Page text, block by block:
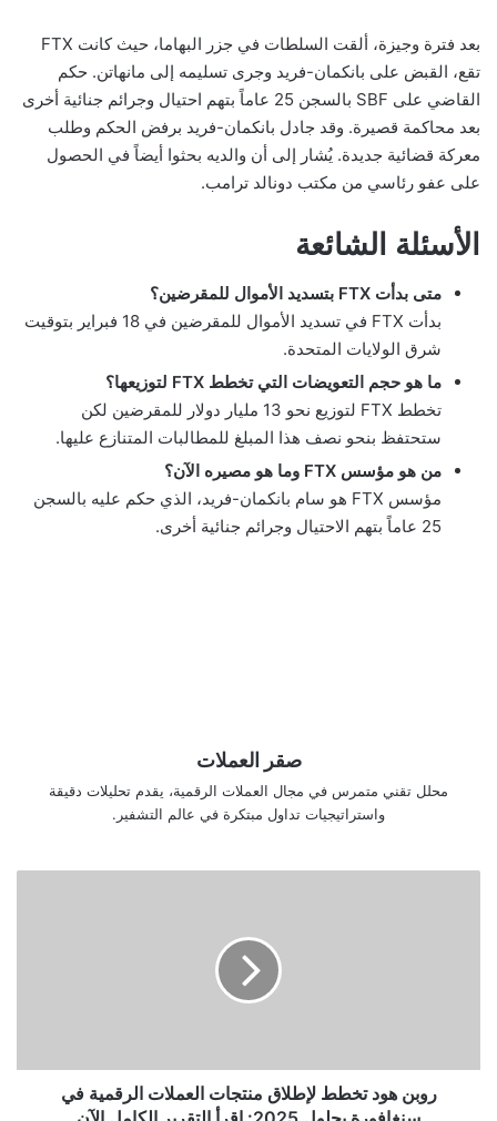
بعد فترة وجيزة، ألقت السلطات في جزر البهاما، حيث كانت FTX
تقع، القبض على بانكمان-فريد وجرى تسليمه إلى مانهاتن. حكم
القاضي على SBF بالسجن 25 عاماً بتهم احتيال وجرائم جنائية أخرى
بعد محاكمة قصيرة. وقد جادل بانكمان-فريد برفض الحكم وطلب
معركة قضائية جديدة. يُشار إلى أن والديه بحثوا أيضاً في الحصول
على عفو رئاسي من مكتب دونالد ترامب.
الأسئلة الشائعة
متى بدأت FTX بتسديد الأموال للمقرضين؟
بدأت FTX في تسديد الأموال للمقرضين في 18 فبراير بتوقيت
شرق الولايات المتحدة.
ما هو حجم التعويضات التي تخطط FTX لتوزيعها؟
تخطط FTX لتوزيع نحو 13 مليار دولار للمقرضين لكن
ستحتفظ بنحو نصف هذا المبلغ للمطالبات المتنازع عليها.
من هو مؤسس FTX وما هو مصيره الآن؟
مؤسس FTX هو سام بانكمان-فريد، الذي حكم عليه بالسجن
25 عاماً بتهم الاحتيال وجرائم جنائية أخرى.
صقر العملات
محلل تقني متمرس في مجال العملات الرقمية، يقدم تحليلات دقيقة
واستراتيجيات تداول مبتكرة في عالم التشفير.
سنغافورة
روبن هود تخطط لإطلاق منتجات العملات الرقمية في